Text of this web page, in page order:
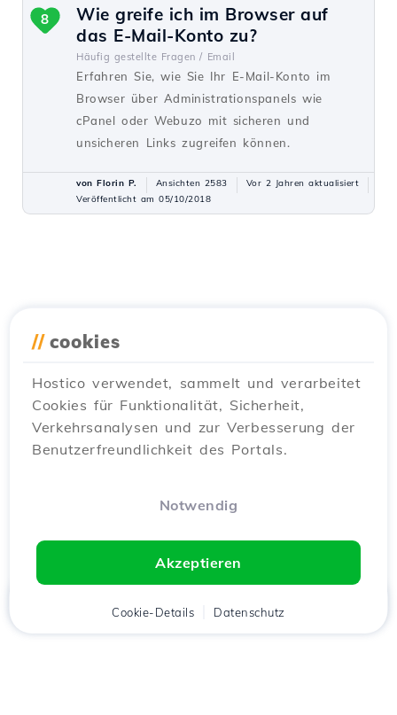
Wie greife ich im Browser auf
das E-Mail-Konto zu?
Häufig gestellte Fragen / Email
Erfahren Sie, wie Sie Ihr E-Mail-Konto im
Browser über Administrationspanels wie
cPanel oder Webuzo mit sicheren und
unsicheren Links zugreifen können.
8
von Florin P. Ansichten 2583
Vor 2 Jahren aktualisiert
Veröffentlicht am 05/10/2018
// cookies
Hostico verwendet, sammelt und verarbeitet
Cookies für Funktionalität, Sicherheit,
Verkehrsanalysen und zur Verbesserung der
Benutzerfreundlichkeit des Portals.
Notwendig
Akzeptieren
Cookie-Details Datenschutz
Kunde Warenkorb Chat